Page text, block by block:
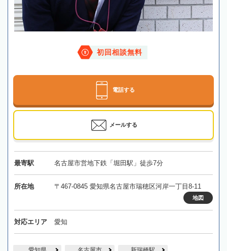
初回相談無料
電話する
メールする
最寄駅 名古屋市営地下鉄「堀田駅」徒歩7分
所在地 〒467-0845 愛知県名古屋市瑞穂区河岸一丁目8-11
地図
対応エリア 愛知